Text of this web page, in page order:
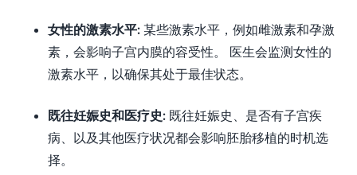
女性的激素水平: 某些激素水平，例如雌激素和孕激
素，会影响子宫内膜的容受性。 医生会监测女性的
激素水平，以确保其处于最佳状态。
既往妊娠史和医疗史: 既往妊娠史、是否有子宫疾
病、以及其他医疗状况都会影响胚胎移植的时机选
择。